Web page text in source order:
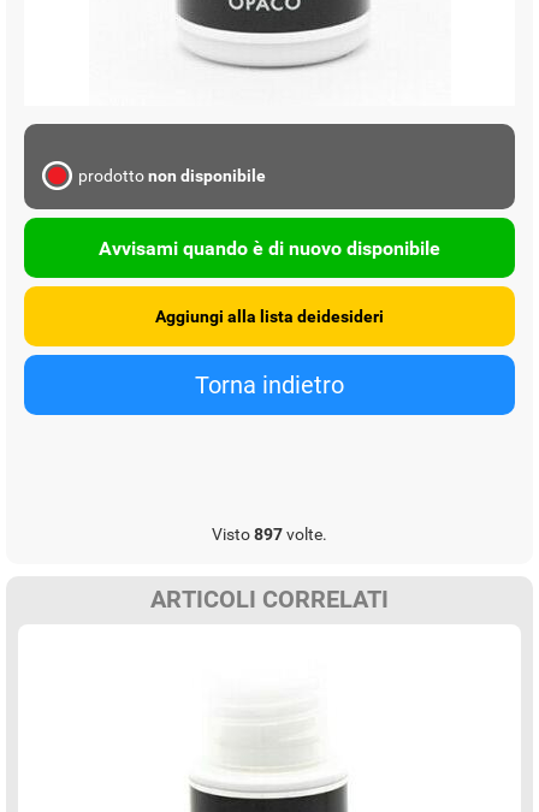
prodottonon disponibile
Avvisami quando è di nuovo disponibile
Visto897volte.
ARTICOLI CORRELATI